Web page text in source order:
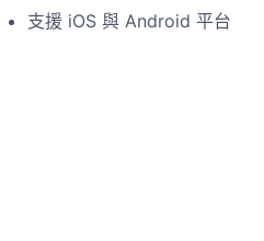
支援 iOS 與 Android 平台